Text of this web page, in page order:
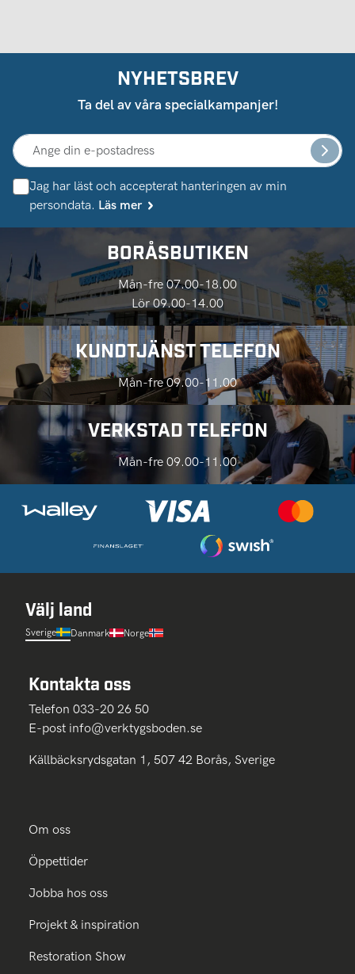
NYHETSBREV
Ta del av våra specialkampanjer!
Jag har läst och accepterat hanteringen av min
persondata. Läs mer
BORÅSBUTIKEN
Mån-fre 07.00-18.00
Lör 09.00-14.00
KUNDTJÄNST TELEFON
Mån-fre 09.00-11.00
VERKSTAD TELEFON
Mån-fre 09.00-11.00
Välj land
Sverige Danmark Norge
Kontakta oss
Telefon 033-20 26 50
E-post info@verktygsboden.se
Källbäcksrydsgatan 1, 507 42 Borås, Sverige
Om oss
Öppettider
Jobba hos oss
Projekt & inspiration
Restoration Show